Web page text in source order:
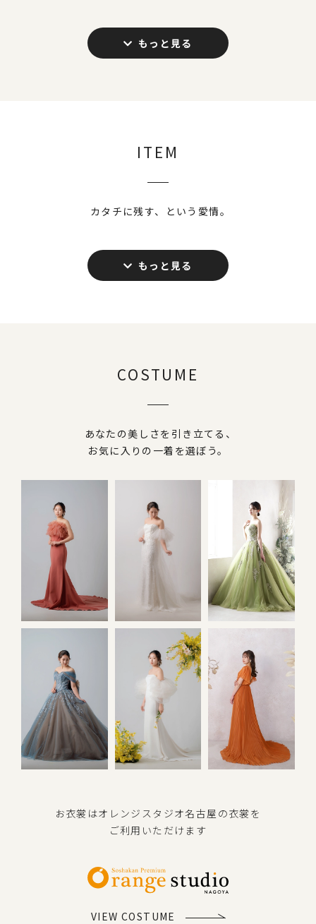
スタジオ見学・ご相談
まずは、スタジオ見学にお越し下さい。ご希望
お願いしております。衣裳合わせは
裳が決まった場合、正式予約となります。正式
をお預かりいたします。お預かりしたお申込金
だきます。混雑することもあるので、衣裳合わ
せは撮影日1ヶ月前までに衣裳合わせを済まさ
れることをお勧めします。所要時間は２時間程
ルクに送付されております。
撮影は1着につき約1時間程度。お部屋の追加
がある場合、その分の時間が必要となります。
STEP5
お会計は現金・クレジットカード・paypayに
て承ります。トータルの店舗滞在時間は衣裳１
着で４時間、２着で６時間、３着で７時間程度
が目安となります。
STEP6
データの受け取り
撮影データはマイページからダウンロードして
いただきます。撮影から1～2週間程度でダウン
ロード可能になります。
ITEM
カタチに残す、という愛情。
チなしアクリ
ス”。ジョイ
9,800
9,800
16,500円
18,900円（税込
世界に一つだけオリジナル
グ。大切な人との思い出を
じよう。両面で２カット使用
1個
54mm×85mm 2個
COSTUME
あなたの美しさを引き立てる、
お気に入りの一着を選ぼう。
お衣裳はオレンジスタジオ名古屋の衣裳を
ご利用いただけます
VIEW COSTUME